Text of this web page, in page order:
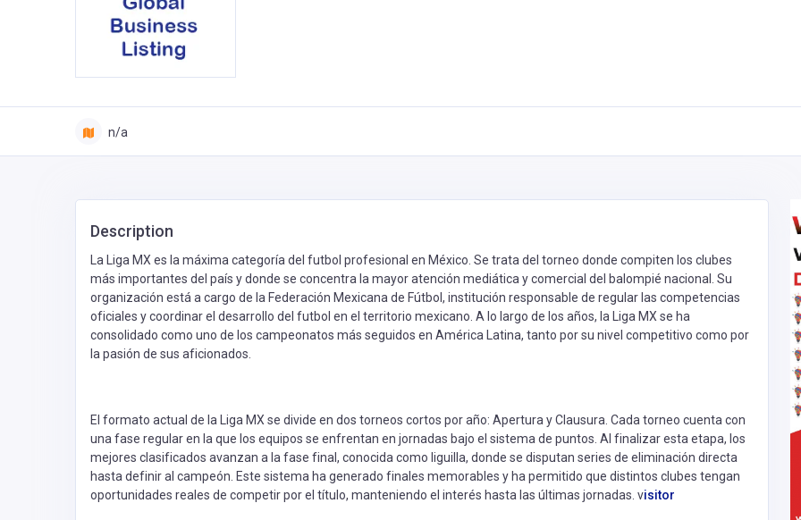
n/a
Description
La Liga MX es la máxima categoría del futbol profesional en México. Se trata del torneo donde compiten los clubes
más importantes del país y donde se concentra la mayor atención mediática y comercial del balompié nacional. Su
organización está a cargo de la Federación Mexicana de Fútbol, institución responsable de regular las competencias
oficiales y coordinar el desarrollo del futbol en el territorio mexicano. A lo largo de los años, la Liga MX se ha
consolidado como uno de los campeonatos más seguidos en América Latina, tanto por su nivel competitivo como por
la pasión de sus aficionados.
El formato actual de la Liga MX se divide en dos torneos cortos por año: Apertura y Clausura. Cada torneo cuenta con
una fase regular en la que los equipos se enfrentan en jornadas bajo el sistema de puntos. Al finalizar esta etapa, los
mejores clasificados avanzan a la fase final, conocida como liguilla, donde se disputan series de eliminación directa
hasta definir al campeón. Este sistema ha generado finales memorables y ha permitido que distintos clubes tengan
oportunidades reales de competir por el título, manteniendo el interés hasta las últimas jornadas. visitor